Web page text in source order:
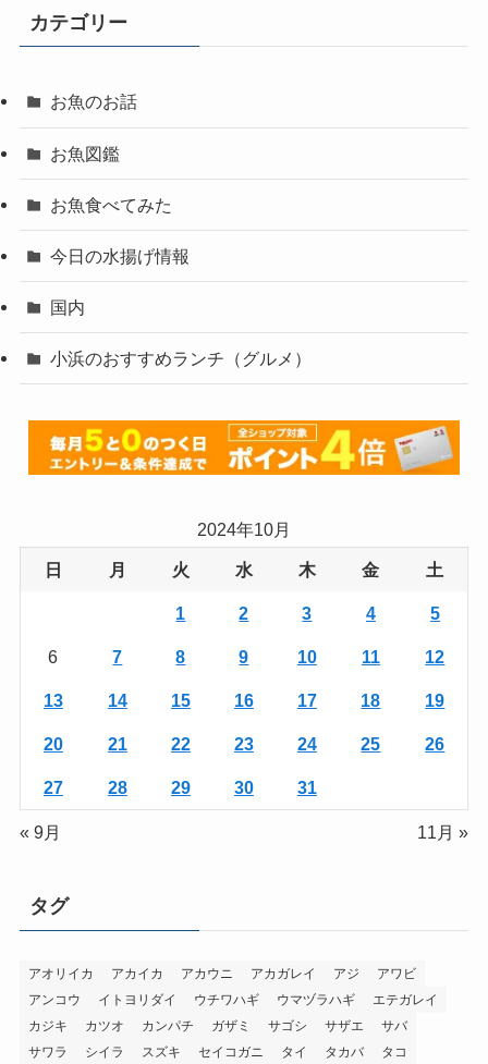
カテゴリー
お魚のお話
お魚図鑑
お魚食べてみた
今日の水揚げ情報
国内
小浜のおすすめランチ（グルメ）
2024年10月
日 月 火 水 木 金 土
1 2 3 4 5
6 7 8 9 10 11 12
13 14 15 16 17 18 19
20 21 22 23 24 25 26
27 28 29 30 31
« 9月 11月 »
タグ
アオリイカ アカイカ アカウニ アカガレイ アジ
アワビ
アンコウ
イトヨリダイ ウチワハギ ウマヅラハギ
エテガレイ
カジキ
カツオ カンパチ ガザミ サゴシ サザエ
サバ
サワラ
シイラ スズキ セイコガニ タイ タカバ タコ